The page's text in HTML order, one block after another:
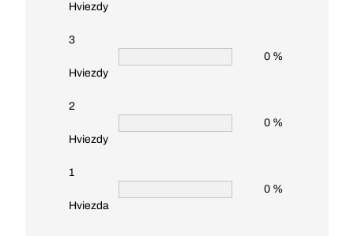
Hviezdy
3
Hviezdy
0 %
2
Hviezdy
0 %
1
Hviezda
0 %